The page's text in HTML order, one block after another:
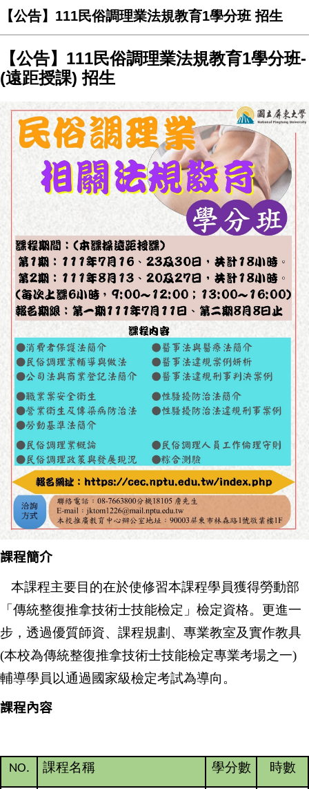
【公告】111民俗調理業法規教育1學分班 招生
【公告】111民俗調理業法規教育1學分班-
(遠距授課) 招生
課程簡介
本課程主要目的在於使修習本課程學員獲得勞動部
「傳統整復推拿技術士技能檢定」檢定資格。更進一
步，透過優質師資、課程規劃、專業教室及實作教具
(本校為傳統整復推拿技術士技能檢定專業考場之一)
輔導學員以通過國家級檢定考試為導向。
課程內容
NO. 課程名稱 學分數 時數